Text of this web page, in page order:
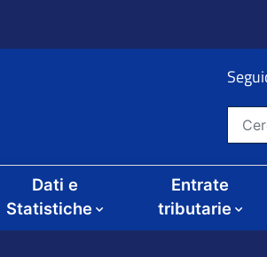
Cerca nel
Dati e
Statistiche
Entrate
tributarie